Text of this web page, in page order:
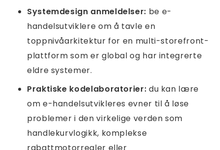
Systemdesign anmeldelser: be e-
handelsutviklere om å tavle en
toppnivåarkitektur for en multi-storefront-
plattform som er global og har integrerte
eldre systemer.
Praktiske kodelaboratorier: du kan lære
om e-handelsutvikleres evner til å løse
problemer i den virkelige verden som
handlekurvlogikk, komplekse